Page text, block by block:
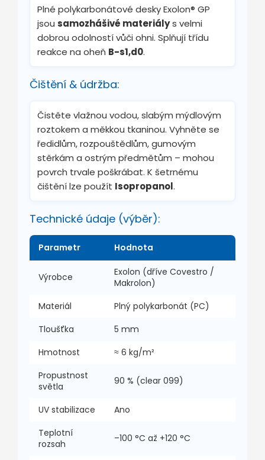
Plné polykarbonátové desky Exolon® GP
jsou samozhášivé materiálys velmi
dobrou odolností vůči ohni. Splňují třídu
reakce na oheň B-s1,d0.
Čištění & údržba:
Čistěte vlažnou vodou, slabým mýdlovým
roztokem a měkkou tkaninou. Vyhněte se
ředidlům, rozpouštědlům, gumovým
stěrkám a ostrým předmětům – mohou
povrch trvale poškrábat. K šetrnému
čištění lze použít Isopropanol.
Technické údaje (výběr):
Parametr Hodnota
Výrobce
Exolon (dříve Covestro /
Makrolon)
Materiál
Plný polykarbonát (PC)
Tloušťka
5 mm
Hmotnost
≈ 6 kg/m²
Propustnost
světla
90 % (clear 099)
UV stabilizace
Ano
Teplotní
rozsah
–100 °C až +120 °C